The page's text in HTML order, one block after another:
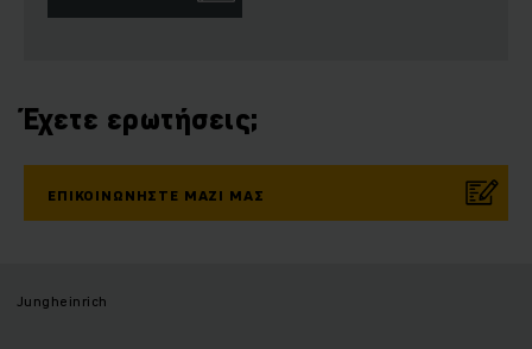
Έχετε ερωτήσεις;
ΕΠΙΚΟΙΝΩΝΉΣΤΕ ΜΑΖΊ ΜΑΣ
Jungheinrich